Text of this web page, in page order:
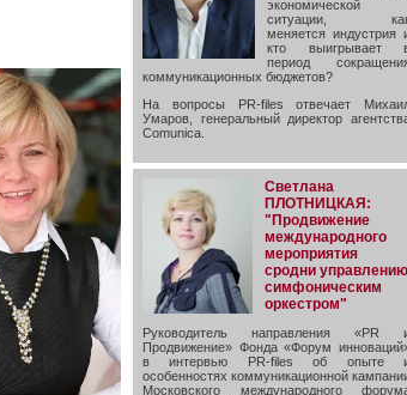
экономической
ситуации,
меняется индустрия
кто выигрывает
период
коммуникационных бюджетов?
На вопросы PR-files отвечает
Умаров, генеральный директор
Comunica.
Светлана
ПЛОТНИЦКАЯ:
"Продвижение
международного
мероприятия
сродни управлению
симфоническим
оркестром"
Руководитель направления «PR
Продвижение» Фонда «Форум
в интервью PR-files об опыте
особенностях коммуникационной
Московского международного